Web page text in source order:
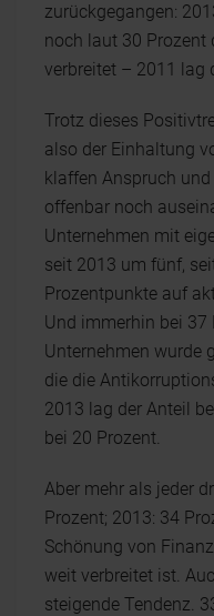
zurückgegangen:
noch laut 30 Prozent
verbreitet – 2011 lag
Trotz dieses
also der Einhaltung
klaffen Anspruch
offenbar noch
Unternehmen mit
seit 2013 um fünf,
Prozentpunkte auf
Und immerhin bei 37
Unternehmen wurde
die die
2013 lag der Anteil
bei 20 Prozent.
Aber mehr als jeder
Prozent; 2013: 34
Schönung von
weit verbreitet ist.
steigende Tendenz.